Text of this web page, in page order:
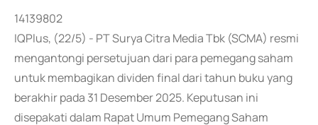
14139802
IQPlus, (22/5) - PT Surya Citra Media Tbk (SCMA) resmi
mengantongi persetujuan dari para pemegang saham
untuk membagikan dividen final dari tahun buku yang
berakhir pada 31 Desember 2025. Keputusan ini
disepakati dalam Rapat Umum Pemegang Saham